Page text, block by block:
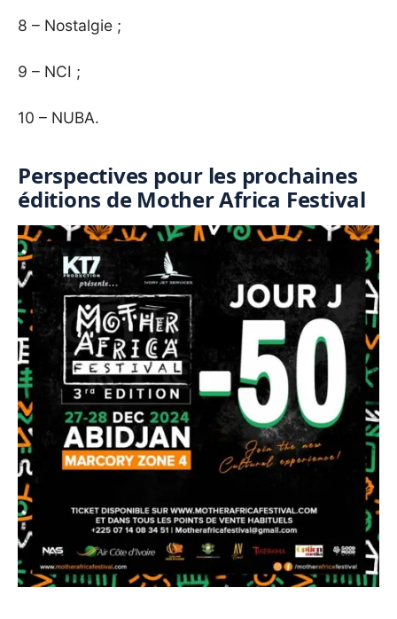
8 – Nostalgie ;
9 – NCI ;
10 – NUBA.
Perspectives pour les prochaines
éditions de Mother Africa Festival